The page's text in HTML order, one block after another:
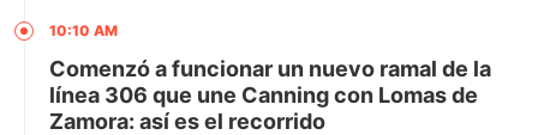
10:10 AM
Comenzó a funcionar un nuevo ramal de la
línea 306 que une Canning con Lomas de
Zamora: así es el recorrido